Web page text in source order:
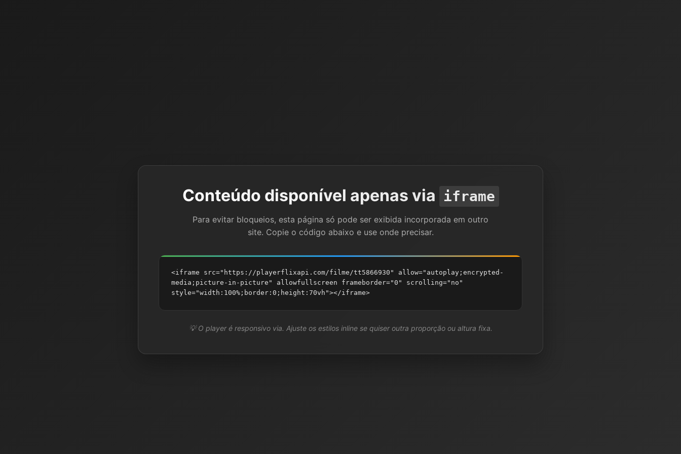
Conteúdo disponível apenas via iframe
Para evitar bloqueios, esta página só pode ser exibida incorporada em outro
site. Copie o código abaixo e use onde precisar.
<iframe src="https://playerflixapi.com/filme/tt5866930" allow="autoplay;encrypted-
media;picture-in-picture" allowfullscreen frameborder="0" scrolling="no"
style="width:100%;border:0;height:70vh"></iframe>
💡 O player é responsivo via. Ajuste os estilos inline se quiser outra proporção ou altura fixa.